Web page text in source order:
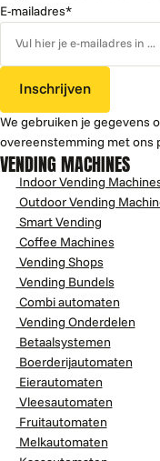
E-mailadres*
Inschrijven
We gebruiken je gegevens
overeenstemming met ons
VENDING MACHINES
Indoor Vending
Outdoor Vending
Smart Vending
Coffee Machines
Vending Shops
Vending Bundels
Combi automaten
Vending Onderdelen
Betaalsystemen
Boerderijautomaten
Eierautomaten
Vleesautomaten
Fruitautomaten
Melkautomaten